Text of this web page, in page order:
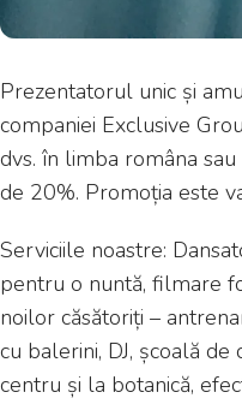
Prezentatorul unic și
companiei Exclusive
dvs. în limba româna
de 20%. Promoția este
Serviciile noastre:
pentru o nuntă, filmare
noilor căsătoriți –
cu balerini, DJ, școală
centru și la botanică,